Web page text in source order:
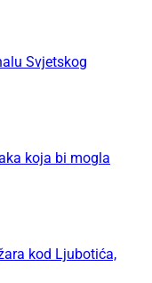
Svjetskog
koja bi mogla
kod Ljubotića,